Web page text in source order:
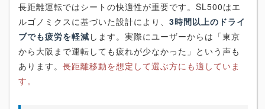
長距離運転ではシートの快適性が重要です。SL500はエ
ルゴノミクスに基づいた設計により、 3時間以上のドライ
ブでも疲労を軽減 します。実際にユーザーからは「東京
から大阪まで運転しても疲れが少なかった」という声も
あります。 長距離移動を想定して選ぶ方にも適していま
す。